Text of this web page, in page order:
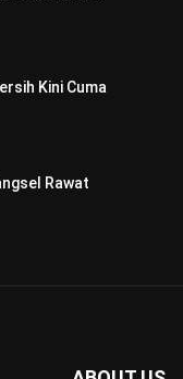
Kini Cuma
Rawat